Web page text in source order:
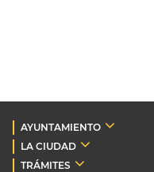
AYUNTAMIENTO
LA CIUDAD
TRÁMITES